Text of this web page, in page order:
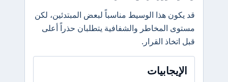
قد يكون هذا الوسيط مناسباً لبعض المبتدئين، لكن
مستوى المخاطر والشفافية يتطلبان حذراً أعلى
قبل اتخاذ القرار.
الإيجابيات